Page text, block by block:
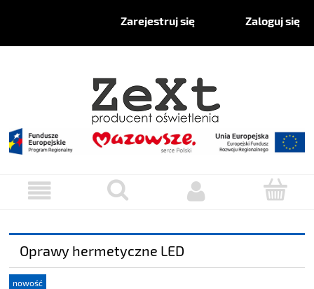
Zarejestruj się Zaloguj się
Oprawy hermetyczne LED
nowość